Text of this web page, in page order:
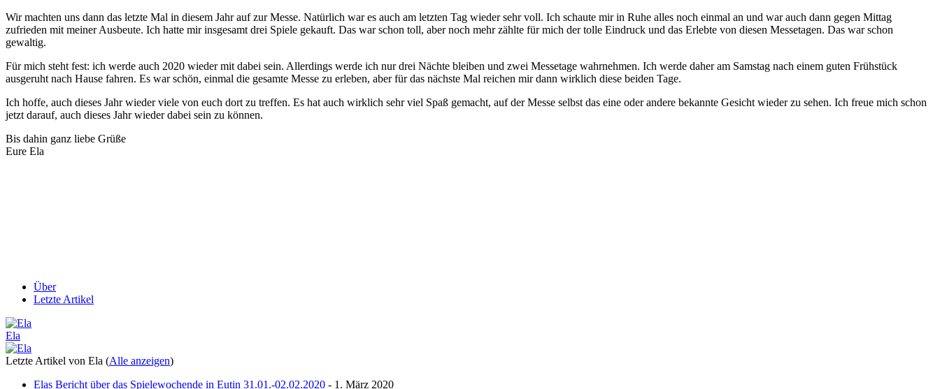
Wir machten uns dann das letzte Mal in diesem Jahr auf zur Messe. Natürlich war es auch am letzten Tag wieder sehr voll. Ich schaute mir in Ruhe alles noch einmal an und war auch dann gegen Mittag
zufrieden mit meiner Ausbeute. Ich hatte mir insgesamt drei Spiele gekauft. Das war schon toll, aber noch mehr zählte für mich der tolle Eindruck und das Erlebte von diesen Messetagen. Das war schon
gewaltig.
Für mich steht fest: ich werde auch 2020 wieder mit dabei sein. Allerdings werde ich nur drei Nächte bleiben und zwei Messetage wahrnehmen. Ich werde daher am Samstag nach einem guten Frühstück
ausgeruht nach Hause fahren. Es war schön, einmal die gesamte Messe zu erleben, aber für das nächste Mal reichen mir dann wirklich diese beiden Tage.
Ich hoffe, auch dieses Jahr wieder viele von euch dort zu treffen. Es hat auch wirklich sehr viel Spaß gemacht, auf der Messe selbst das eine oder andere bekannte Gesicht wieder zu sehen. Ich freue mich schon
jetzt darauf, auch dieses Jahr wieder dabei sein zu können.
Bis dahin ganz liebe Grüße
Eure Ela
Über
Letzte Artikel
Ela
Letzte Artikel von Ela (Alle anzeigen)
Elas Bericht über das Spielewochende in Eutin 31.01.-02.02.2020 - 1. März 2020